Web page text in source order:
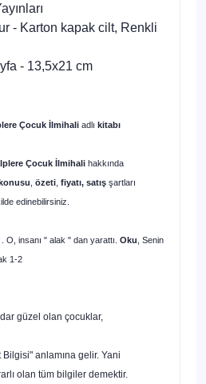
- Karton kapak cilt, Renkli
- 13,5x21 cm
Çocuk İlmihali adlı kitabı
Çocuk İlmihali hakkında
özeti fiyatı, satış şartları
edinebilirsiniz.
. O, insanı " alak " dan yarattı. Oku , Senin
1-2
güzel olan çocuklar,
anlamına gelir. Yani
olan tüm bilgiler demektir.